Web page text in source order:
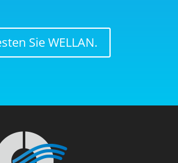
Sie WELLAN.